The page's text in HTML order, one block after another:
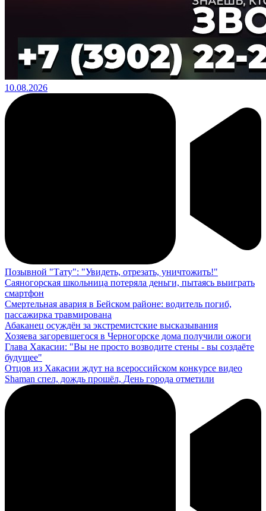
10.08.2026
Позывной "Тату": "Увидеть, отрезать, уничтожить!"
Саяногорская школьница потеряла деньги, пытаясь выиграть
смартфон
Смертельная авария в Бейском районе: водитель погиб,
пассажирка травмирована
Абаканец осуждён за экстремистские высказывания
Хозяева загоревшегося в Черногорске дома получили ожоги
Глава Хакасии: "Вы не просто возводите стены - вы создаёте
будущее"
Отцов из Хакасии ждут на всероссийском конкурсе видео
Shaman спел, дождь прошёл, День города отметили